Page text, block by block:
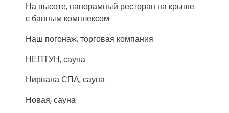
На высоте, панорамный ресторан на крыше
с банным комплексом
Наш погонаж, торговая компания
НЕПТУН, сауна
Нирвана СПА, сауна
Новая, сауна